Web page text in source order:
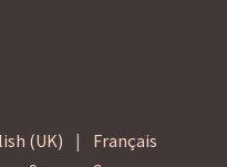
(UK) |
Français